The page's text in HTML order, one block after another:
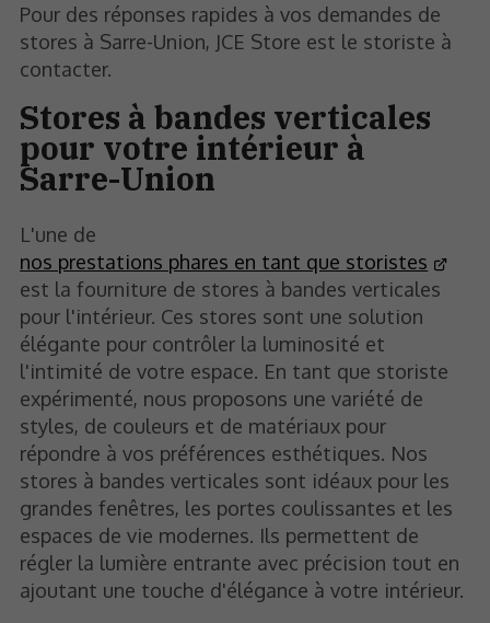
Pour des réponses rapides à vos demandes de
stores à Sarre-Union, JCE Store est le storiste à
contacter.
Stores à bandes verticales
pour votre intérieur à
Sarre-Union
L'une de
nos prestations phares en tant que storistes
est la fourniture de stores à bandes verticales
pour l'intérieur. Ces stores sont une solution
élégante pour contrôler la luminosité et
l'intimité de votre espace. En tant que storiste
expérimenté, nous proposons une variété de
styles, de couleurs et de matériaux pour
répondre à vos préférences esthétiques. Nos
stores à bandes verticales sont idéaux pour les
grandes fenêtres, les portes coulissantes et les
espaces de vie modernes. Ils permettent de
régler la lumière entrante avec précision tout en
ajoutant une touche d'élégance à votre intérieur.